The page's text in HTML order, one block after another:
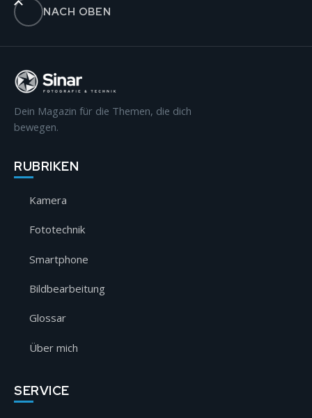
NACH OBEN
Dein Magazin für die Themen, die dich
bewegen.
RUBRIKEN
Kamera
Fototechnik
Smartphone
Bildbearbeitung
Glossar
Über mich
SERVICE